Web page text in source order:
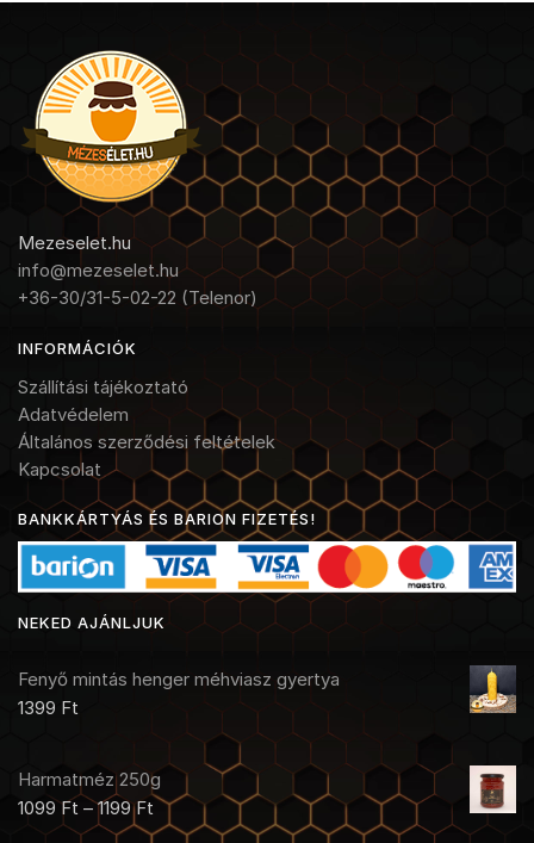
Mezeselet.hu
info@mezeselet.hu
+36-30/31-5-02-22 (Telenor)
INFORMÁCIÓK
Szállítási tájékoztató
Adatvédelem
Általános szerződési feltételek
Kapcsolat
BANKKÁRTYÁS ÉS BARION FIZETÉS!
NEKED AJÁNLJUK
Fenyő mintás henger méhviasz gyertya
1399 Ft
Harmatméz 250g
1099Ft –1199Ft